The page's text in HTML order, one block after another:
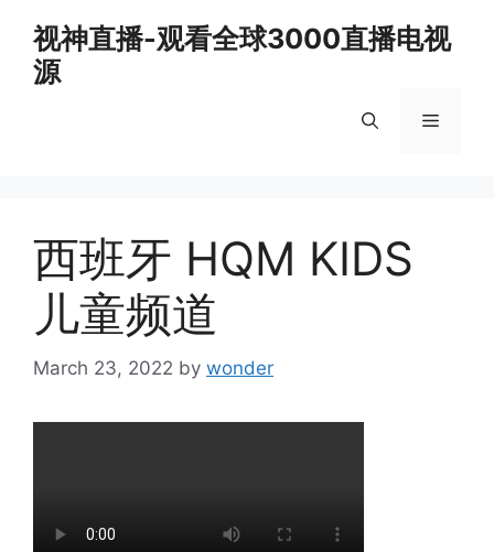
content
视神直播-观看全球3000直播电视
源
Menu
西班牙 HQM KIDS
儿童频道
March 23, 2022 by wonder